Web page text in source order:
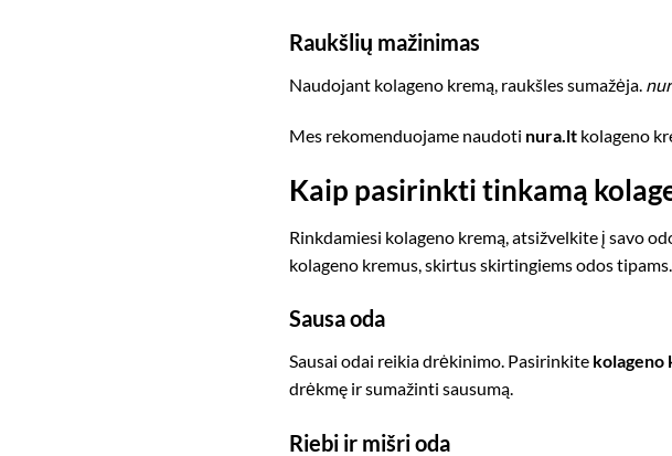
Raukšlių mažinimas
Naudojant kolageno kremą, raukšles sumažėja.
Mes rekomenduojame naudoti nura.lt kolageno
Kaip pasirinkti tinkamą
Rinkdamiesi kolageno kremą, atsižvelkite į savo
kolageno kremus, skirtus skirtingiems odos tipams.
Sausa oda
Sausai odai reikia drėkinimo. Pasirinkite kolageno
drėkmę ir sumažinti sausumą.
Riebi ir mišri oda